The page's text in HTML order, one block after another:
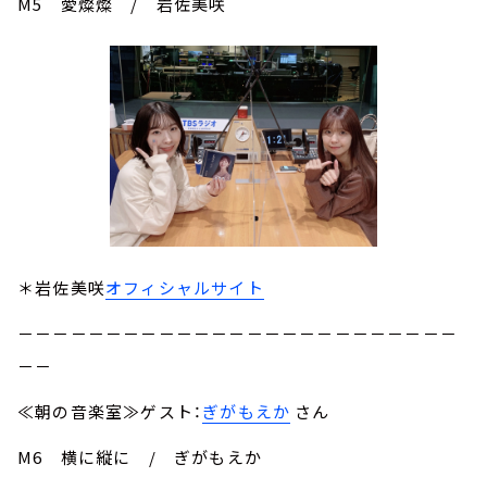
＊岩佐美咲オフィシャルサイト
－－－－－－－－－－－－－－－－－－－－－－－－－
－－
≪朝の音楽室≫ゲスト：ぎがもえか さん
M6 横に縦に / ぎがもえか